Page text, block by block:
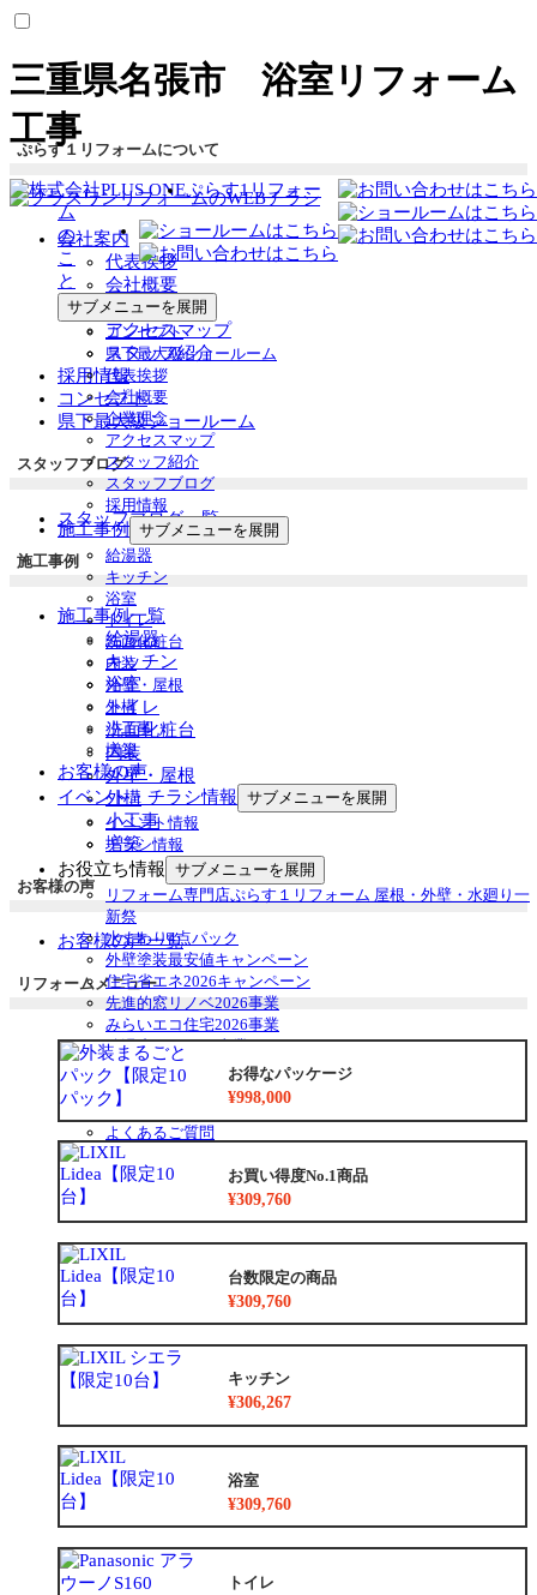
三重県名張市 浴室リフォーム
工事
ぷらす1リフォー
ム
の
こ
と
サブメニューを展開
コンセプト
県下最大級ショールーム
代表挨拶
会社概要
企業理念
アクセスマップ
スタッフ紹介
スタッフブログ
採用情報
施工事例 サブメニューを展開
給湯器
キッチン
浴室
トイレ
洗面化粧台
内装
外壁・屋根
外構
小工事
増築
お客様の声
イベント・チラシ情報 サブメニューを展開
イベント情報
チラシ情報
お役立ち情報 サブメニューを展開
リフォーム専門店ぷらす１リフォーム 屋根・外壁・水廻り一
新祭
水まわり4点パック
外壁塗装最安値キャンペーン
住宅省エネ2026キャンペーン
先進的窓リノベ2026事業
みらいエコ住宅2026事業
給湯省エネ2026事業
安心保証
お得なリフォームメニュー
リフォームの流れ
よくあるご質問
中古リノベをご検討中の方へ
ぷらす１リフォームについて
会社案内
代表挨拶
会社概要
企業理念
アクセスマップ
スタッフ紹介
採用情報
コンセプト
県下最大級ショールーム
スタッフブログ
スタッフブログ一覧
施工事例
施工事例一覧
給湯器
キッチン
浴室
トイレ
洗面化粧台
内装
外壁・屋根
外構
小工事
増築
お客様の声
お客様の声一覧
リフォームメニュー
お得なパッケージ
¥998,000
お買い得度No.1商品
¥309,760
台数限定の商品
¥309,760
キッチン
¥306,267
浴室
¥309,760
トイレ